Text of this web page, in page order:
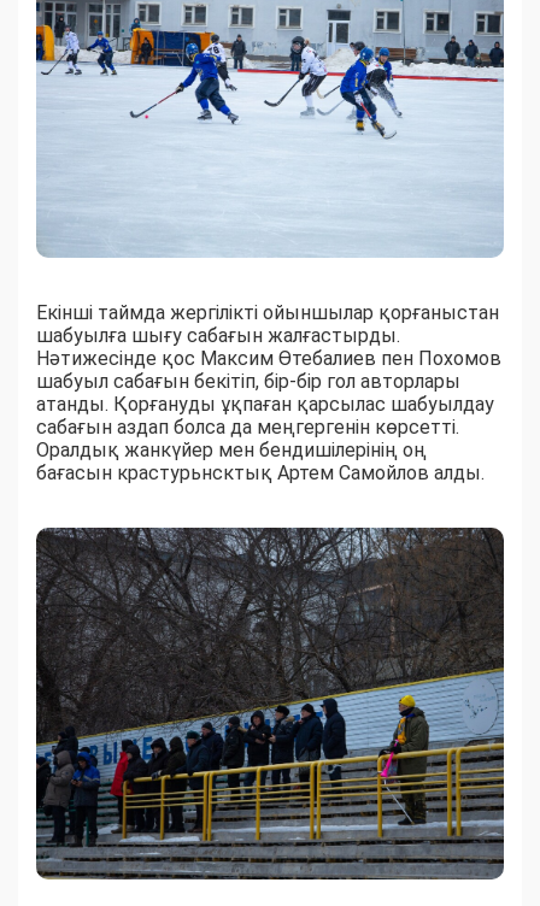
Екінші таймда жергілікті ойыншылар қорғаныстан
шабуылға шығу сабағын жалғастырды.
Нәтижесінде қос Максим Өтебалиев пен Похомов
шабуыл сабағын бекітіп, бір-бір гол авторлары
атанды. Қорғануды ұқпаған қарсылас шабуылдау
сабағын аздап болса да меңгергенін көрсетті.
Оралдық жанкүйер мен бендишілерінің оң
бағасын крастурьнсктық Артем Самойлов алды.